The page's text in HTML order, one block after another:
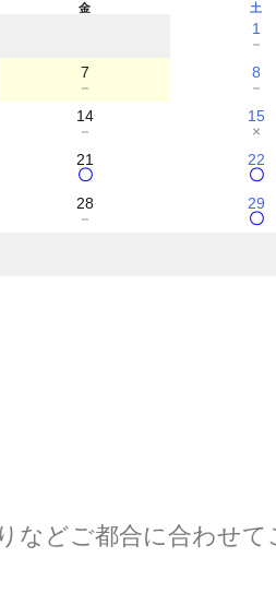
金 土
1
－
7
－
8
－
14
－
15
×
21
〇
22
〇
28
－
29
〇
などご都合に合わせて